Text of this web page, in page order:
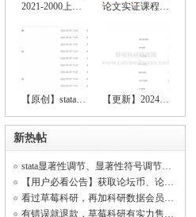
2021-2000上市公司绿色创新数据大全（创新 论文实证课程（stata安装包、数据处理、基
【原创】stata空间计量全流程操作资料（数 【更新】2024-2000上市公司绿色创新、上市
新热帖